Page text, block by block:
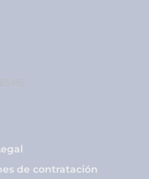
de contratación